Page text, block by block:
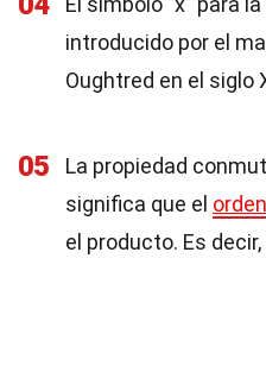
introducido por el
Oughtred en el siglo
05
La propiedad
significa que el orden
el producto. Es